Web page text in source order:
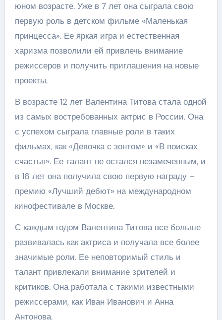
юном возрасте. Уже в 7 лет она сыграла свою
первую роль в детском фильме «Маленькая
принцесса». Ее яркая игра и естественная
харизма позволили ей привлечь внимание
режиссеров и получить приглашения на новые
проекты.
В возрасте 12 лет Валентина Титова стала одной
из самых востребованных актрис в России. Она
с успехом сыграла главные роли в таких
фильмах, как «Девочка с зонтом» и «В поисках
счастья». Ее талант не остался незамеченным, и
в 16 лет она получила свою первую награду –
премию «Лучший дебют» на международном
кинофестивале в Москве.
С каждым годом Валентина Титова все больше
развивалась как актриса и получала все более
значимые роли. Ее неповторимый стиль и
талант привлекали внимание зрителей и
критиков. Она работала с такими известными
режиссерами, как Иван Иванович и Анна
Антонова.